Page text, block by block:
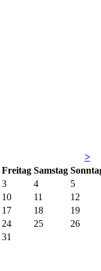
>
Freitag Samstag So
3 4
5
10 11
12
17 18
19
24 25
26
31